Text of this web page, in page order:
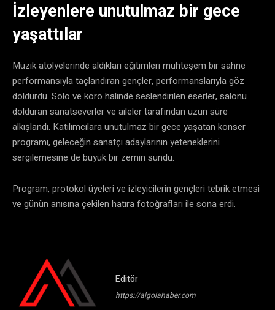
​İzleyenlere unutulmaz bir gece
yaşattılar
​Müzik atölyelerinde aldıkları eğitimleri muhteşem bir sahne
performansıyla taçlandıran gençler, performanslarıyla göz
doldurdu. Solo ve koro halinde seslendirilen eserler, salonu
dolduran sanatseverler ve aileler tarafından uzun süre
alkışlandı. Katılımcılara unutulmaz bir gece yaşatan konser
programı, geleceğin sanatçı adaylarının yeteneklerini
sergilemesine de büyük bir zemin sundu.
​Program, protokol üyeleri ve izleyicilerin gençleri tebrik etmesi
ve günün anısına çekilen hatıra fotoğrafları ile sona erdi.
Editör
https://algolahaber.com